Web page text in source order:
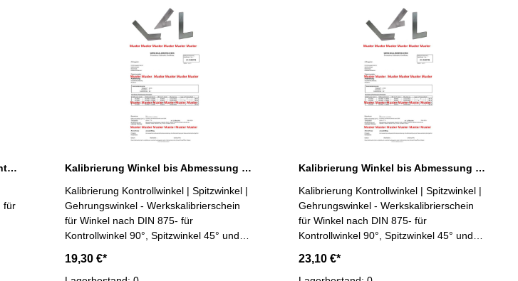
Kalibrierung Sechskantwinkel | Achtkantwinkel bis 100 x 100 mm
Kalibrierung Winkel bis Abmessung 100 x 70 mm
Kalibrierung Kontrollwinkel | Spitzwinkel |
Gehrungswinkel - Werkskalibrierschein
für Winkel nach DIN 875- für
Kontrollwinkel 90°, Spitzwinkel 45° und
100 x 70 mm - erstellt durch ein
19,30 €*
Kalibrierung Winkel bis Abmessung 300 mm
Kalibrierung Kontrollwinkel | Spitzwinkel |
Gehrungswinkel - Werkskalibrierschein
für Winkel nach DIN 875- für
Kontrollwinkel 90°, Spitzwinkel 45° und
300 mm - erstellt durch ein Kalibrierlabor-
23,10 €*